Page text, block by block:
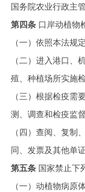
国务院农业行政主
第四条 口岸动植物
（一）依照本法规
（二）进入港口、
殖、种植场所实施
（三）根据检疫需
测、调查和检疫监
（四）查阅、复制
同、发票及其他单证
第五条 国家禁止下
（一）动植物病原